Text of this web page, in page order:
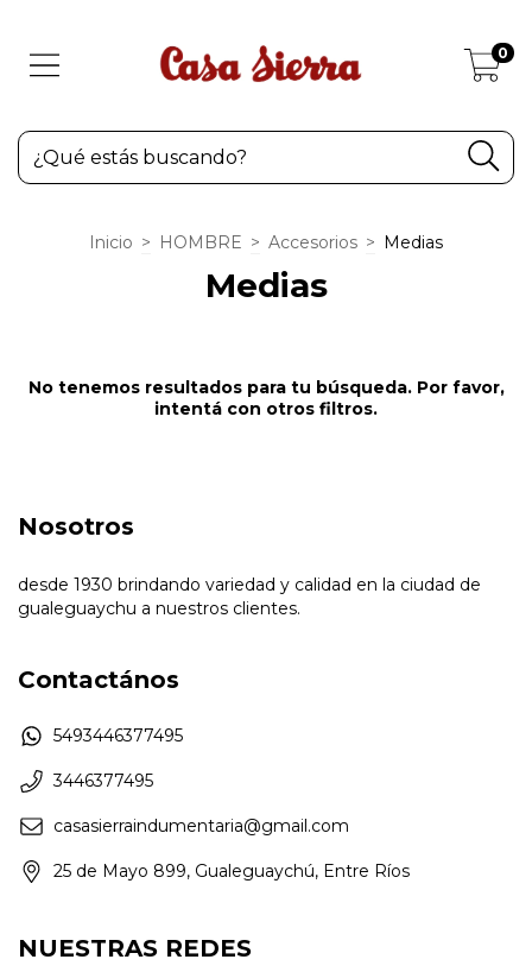
0
Inicio > HOMBRE > Accesorios > Medias
Medias
No tenemos resultados para tu búsqueda. Por favor,
intentá con otros filtros.
Nosotros
desde 1930 brindando variedad y calidad en la ciudad de
gualeguaychu a nuestros clientes.
Contactános
5493446377495
3446377495
casasierraindumentaria@gmail.com
25 de Mayo 899, Gualeguaychú, Entre Ríos
NUESTRAS REDES